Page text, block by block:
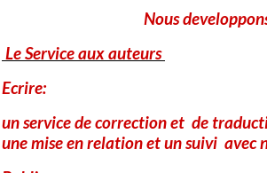
Nous
Le Service aux auteurs
Ecrire:
un service de correction et de
une mise en relation et un suivi avec